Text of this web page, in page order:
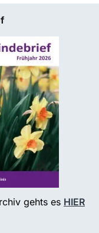
gehts es HIER